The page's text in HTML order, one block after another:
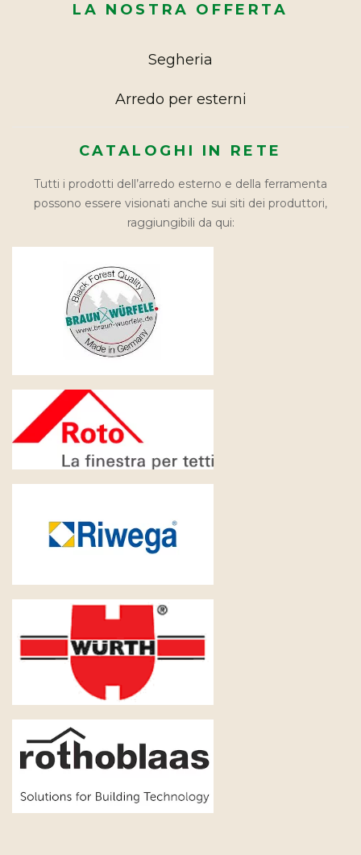
LA NOSTRA OFFERTA
Segheria
Arredo per esterni
CATALOGHI IN RETE
Tutti i prodotti dell’arredo esterno e della ferramenta
possono essere visionati anche sui siti dei produttori,
raggiungibili da qui: